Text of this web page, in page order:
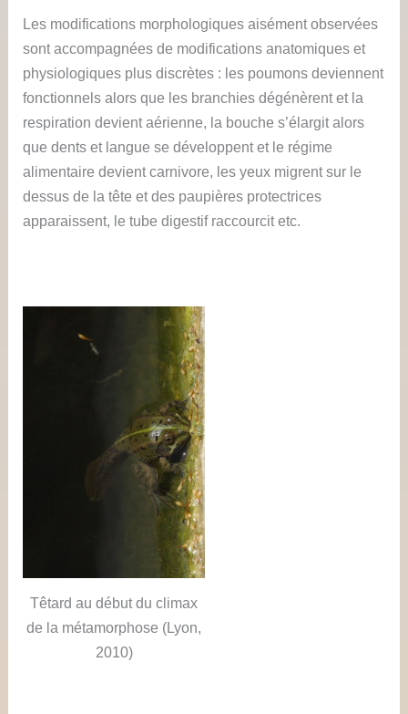
Les modifications morphologiques aisément observées
sont accompagnées de modifications anatomiques et
physiologiques plus discrètes : les poumons deviennent
fonctionnels alors que les branchies dégénèrent et la
respiration devient aérienne, la bouche s’élargit alors
que dents et langue se développent et le régime
alimentaire devient carnivore, les yeux migrent sur le
dessus de la tête et des paupières protectrices
apparaissent, le tube digestif raccourcit etc.
Têtard au début du climax
de la métamorphose (Lyon,
2010)